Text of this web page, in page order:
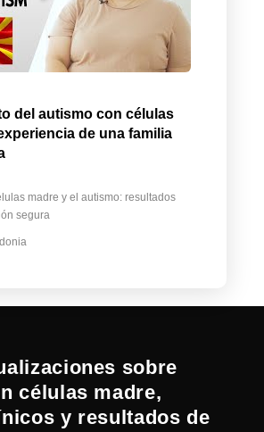
del autismo con células
de una familia
madre y el autismo: resultados
segura
sobre
células madre,
y resultados de